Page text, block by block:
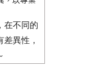
在不同的
異性，